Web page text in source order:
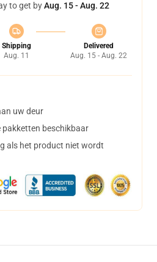
to get byAug. 15 - Aug. 22
Shipping
Aug. 11
Delivered
Aug. 15 - Aug. 22
uw deur
beschikbaar
als het product niet wordt